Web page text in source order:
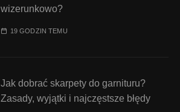
wizerunkowo?
19 GODZIN TEMU
Jak dobrać skarpety do garnituru?
Zasady, wyjątki i najczęstsze błędy